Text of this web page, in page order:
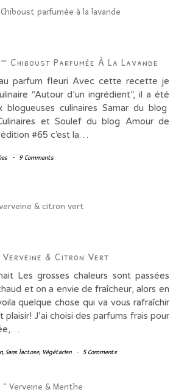
Chiboust Parfumée À La Lavande
parfum fleuri Avec cette recette je
“Autour d’un ingrédient”, il a été
blogueuses culinaires Samar du blog
et Soulef du blog Amour de
#65 c’est la…
- 9 Comments
& Citron Vert
Les grosses chaleurs sont passées
et on a envie de fraîcheur, alors en
quelque chose qui va vous rafraîchir
J’ai choisi des parfums frais pour
, Sans lactose, Végétarien - 5 Comments